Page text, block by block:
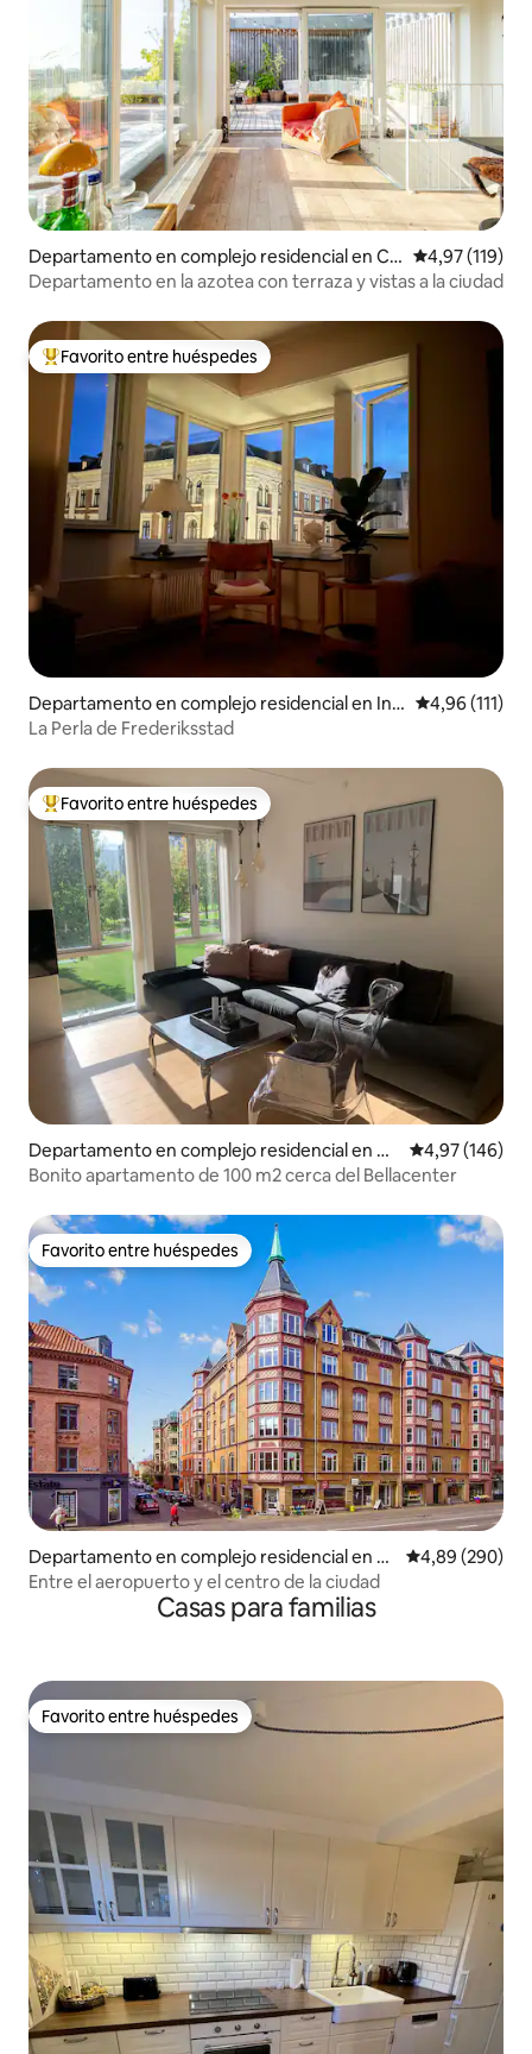
Departamento en complejo residencial en Co
penhague
Calificación
4,97 (119)
Departamento en la azotea con terraza y vistas a la ciudad
Favorito entre los huéspedes más destacados
Favorito entre huéspedes
Departamento en complejo residencial en Ind
re By
Calificación
4,96 (111)
La Perla de Frederiksstad
Favorito entre los huéspedes más destacados
Favorito entre huéspedes
Departamento en complejo residencial en Ør
estad
Calificación
4,97 (146)
Bonito apartamento de 100 m2 cerca del Bellacenter
Favorito entre huéspedes
Favorito entre huéspedes
Departamento en complejo residencial en C
openhague
Calificación
4,89 (290)
Entre el aeropuerto y el centro de la ciudad
Casas para familias
Favorito entre huéspedes
Favorito entre huéspedes